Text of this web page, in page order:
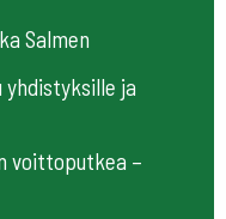
Salmen
ja
voittoputkea –